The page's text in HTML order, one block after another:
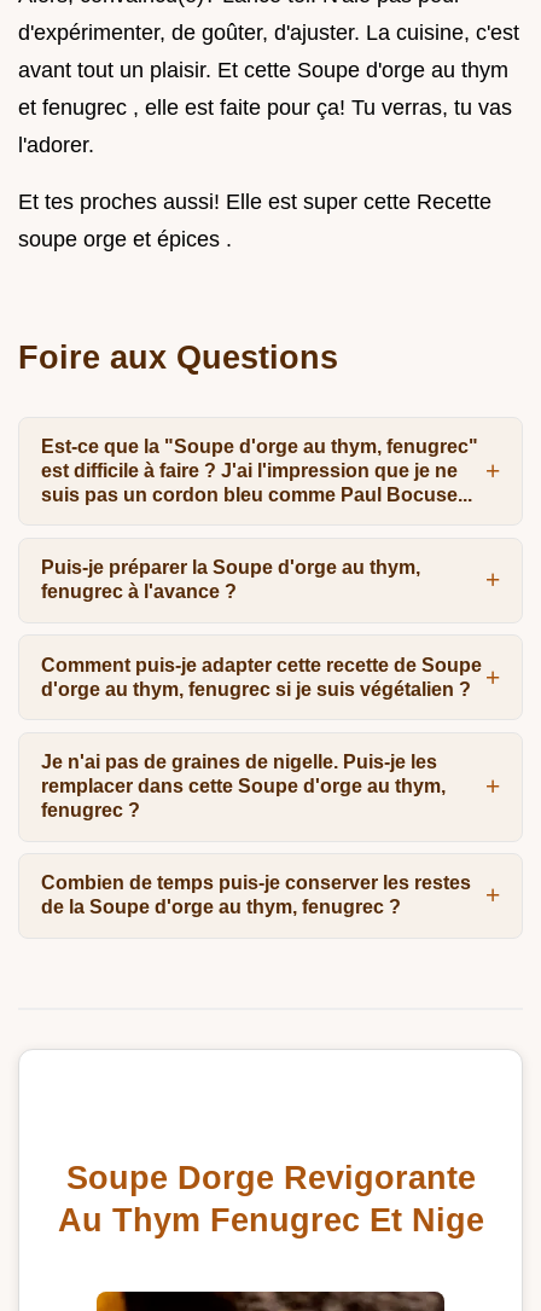
d'expérimenter, de goûter, d'ajuster. La cuisine, c'est
avant tout un plaisir. Et cette Soupe d'orge au thym
et fenugrec , elle est faite pour ça! Tu verras, tu vas
l'adorer.
Et tes proches aussi! Elle est super cette Recette
soupe orge et épices .
Foire aux Questions
Est-ce que la "Soupe d'orge au thym, fenugrec"
est difficile à faire ? J'ai l'impression que je ne
suis pas un cordon bleu comme Paul Bocuse...
Puis-je préparer la Soupe d'orge au thym,
fenugrec à l'avance ?
Comment puis-je adapter cette recette de Soupe
d'orge au thym, fenugrec si je suis végétalien ?
Je n'ai pas de graines de nigelle. Puis-je les
remplacer dans cette Soupe d'orge au thym,
fenugrec ?
Combien de temps puis-je conserver les restes
de la Soupe d'orge au thym, fenugrec ?
Soupe Dorge Revigorante
Au Thym Fenugrec Et Nige